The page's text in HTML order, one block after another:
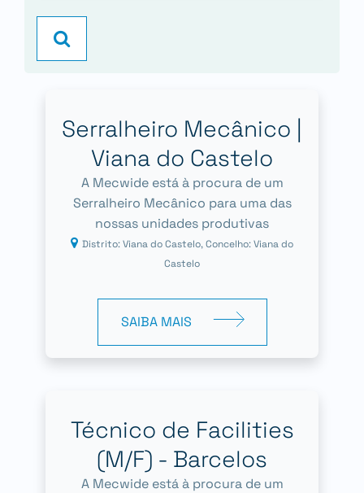
Serralheiro Mecânico |
Viana do Castelo
A Mecwide está à procura de um
Serralheiro Mecânico para uma das
nossas unidades produtivas
Distrito: Viana do Castelo, Concelho: Viana do
Castelo
SAIBA MAIS
Técnico de Facilities
(M/F) - Barcelos
A Mecwide está à procura de um